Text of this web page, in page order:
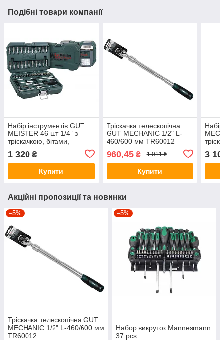
Подібні товари компанії
Набір інструментів GUT
MEISTER 46 шт 1/4” з
тріскачкою, бітами,
(GM01046)
1 320 ₴
Купити
Тріскачка телескопічна
GUT MECHANIC 1/2" L-
460/600 мм TR60012
960,45₴ 1 011 ₴
Купити
3
Акційні пропозиції та новинки
–5%
Тріскачка телескопічна GUT
MECHANIC 1/2" L-460/600 мм
TR60012
–5%
Набор викруток Mannesmann
37 pcs